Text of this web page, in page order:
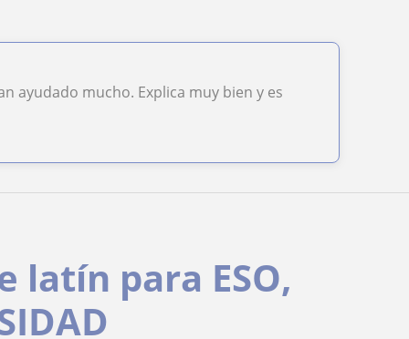
ayudado mucho. Explica muy bien y es
latín para ESO,